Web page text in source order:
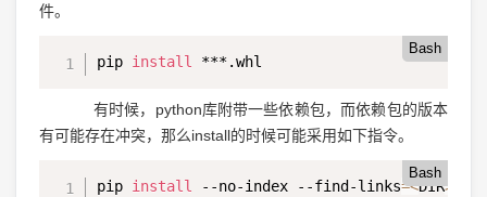
件。
Bash
pip install ***.whl
有时候，python库附带一些依赖包，而依赖包的版本
有可能存在冲突，那么install的时候可能采用如下指令。
Bash
pip install --no-index --find-links=<DIR>